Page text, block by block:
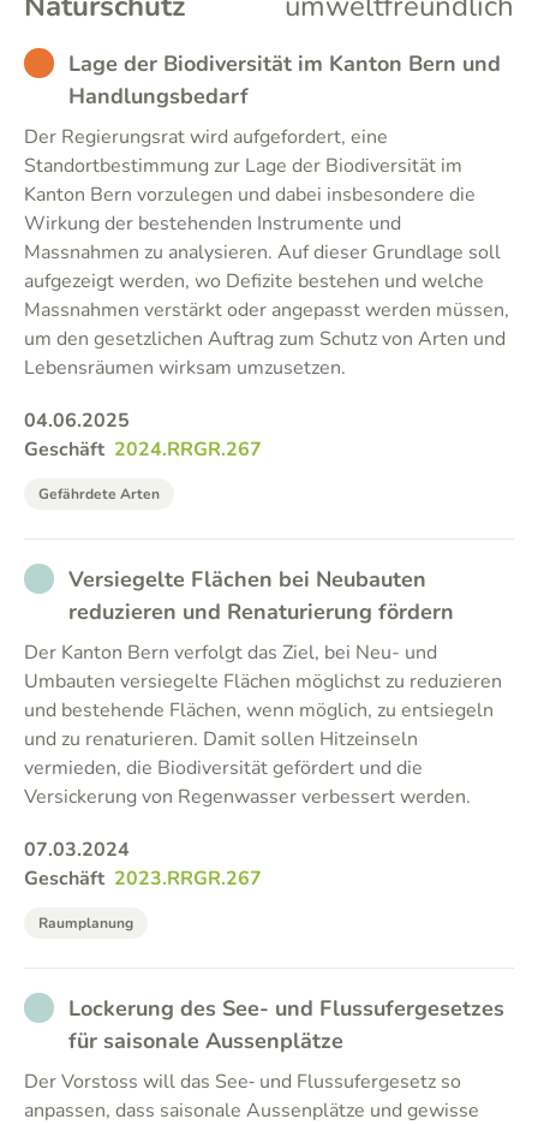
BAD Lage der Biodiversität im Kanton Bern und
Handlungsbedarf
Der Regierungsrat wird aufgefordert, eine
Standortbestimmung zur Lage der Biodiversität im
Kanton Bern vorzulegen und dabei insbesondere die
Wirkung der bestehenden Instrumente und
Massnahmen zu analysieren. Auf dieser Grundlage soll
aufgezeigt werden, wo Defizite bestehen und welche
Massnahmen verstärkt oder angepasst werden müssen,
um den gesetzlichen Auftrag zum Schutz von Arten und
Lebensräumen wirksam umzusetzen.
04.06.2025
Geschäft 2024.RRGR.267
Gefährdete Arten
NOT_PARTICIPATED
Versiegelte Flächen bei Neubauten
reduzieren und Renaturierung fördern
Der Kanton Bern verfolgt das Ziel, bei Neu- und
Umbauten versiegelte Flächen möglichst zu reduzieren
und bestehende Flächen, wenn möglich, zu entsiegeln
und zu renaturieren. Damit sollen Hitzeinseln
vermieden, die Biodiversität gefördert und die
Versickerung von Regenwasser verbessert werden.
07.03.2024
Geschäft 2023.RRGR.267
Raumplanung
NOT_PARTICIPATED
Lockerung des See- und Flussufergesetzes
für saisonale Aussenplätze
Der Vorstoss will das See‑ und Flussufergesetz so
anpassen, dass saisonale Aussenplätze und gewisse